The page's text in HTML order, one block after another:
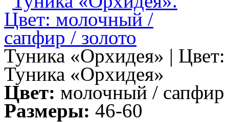
Туника «Орхидея» |
Туника «Орхидея»
Цвет: молочный / сапфир
Размеры: 46-60